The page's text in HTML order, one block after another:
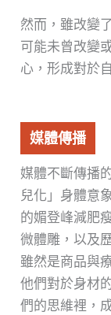
然而，雖改變
可能未曾改變
心，形成對於
媒體傳播
媒體不斷傳播
兒化」身體意
的媚登峰減肥
微體雕，以及
雖然是商品與
他們對於身材
們的思維裡，